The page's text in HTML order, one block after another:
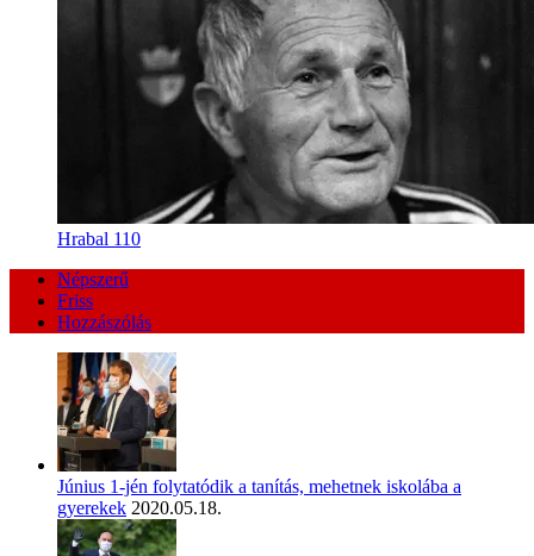
Hrabal 110
Népszerű
Friss
Hozzászólás
Június 1-jén folytatódik a tanítás, mehetnek iskolába a
gyerekek 2020.05.18.